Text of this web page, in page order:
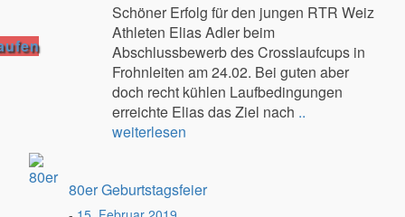
Schöner Erfolg für den jungen RTR Weiz
Athleten Elias Adler beim
Abschlussbewerb des Crosslaufcups in
Frohnleiten am 24.02. Bei guten aber
doch recht kühlen Laufbedingungen
erreichte Elias das Ziel nach ..
weiterlesen
80er Geburtstagsfeier